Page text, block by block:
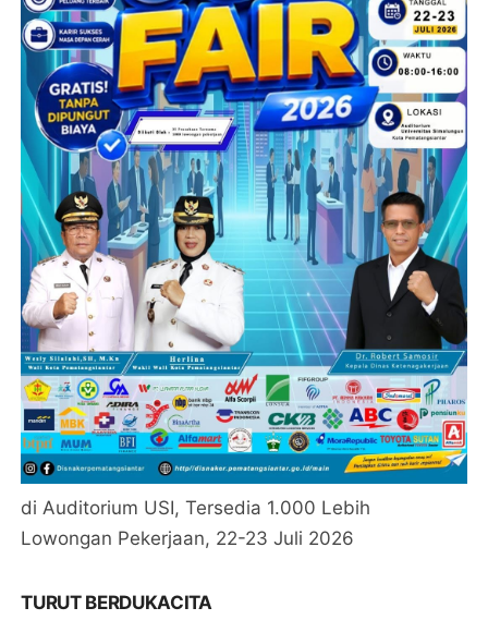
di Auditorium USI, Tersedia 1.000 Lebih
Lowongan Pekerjaan, 22-23 Juli 2026
TURUT BERDUKACITA